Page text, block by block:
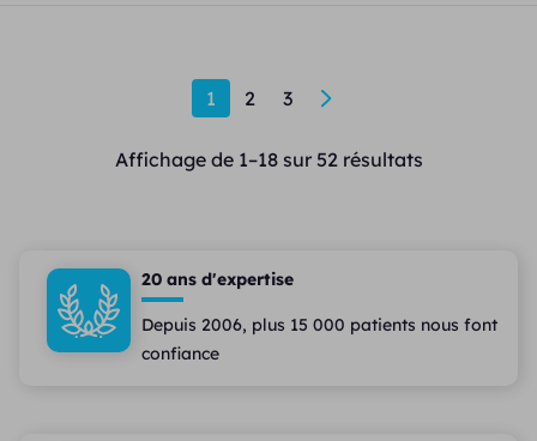
1 2 3 →
Affichage de 1–18 sur 52 résultats
20 ans d'expertise
Depuis 2006, plus 15 000 patients nous font
confiance